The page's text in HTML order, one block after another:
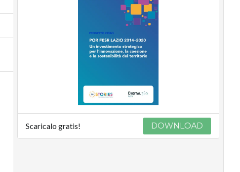
Scaricalo gratis! DOWNLOAD